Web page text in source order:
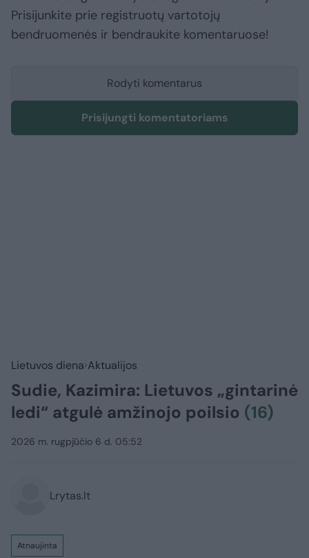
Prisijunkite prie registruotų vartotojų
bendruomenės ir bendraukite komentaruose!
Rodyti komentarus
Prisijungti komentatoriams
Lietuvos diena Aktualijos
Sudie, Kazimira: Lietuvos „gintarinė
ledi“ atgulė amžinojo poilsio (16)
2026 m. rugpjūčio 6 d. 05:52
Lrytas.lt
Atnaujinta